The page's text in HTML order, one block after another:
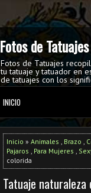
Fotos de Tatuajes
Fotos de Tatuajes
tu tatuaje y tatuador en
de tatuajes con los
INICIO
Inicio » Animales , Brazo ,
Pajaros , Para Mujeres ,
colorida
Tatuaje naturaleza